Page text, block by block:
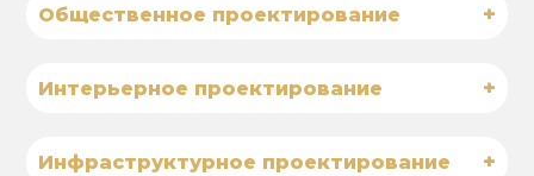
Общественное проектирование +
Интерьерное проектирование +
Инфраструктурное проектирование +